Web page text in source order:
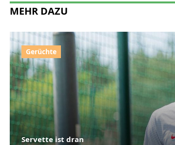
MEHR DAZU
Servette ist dran